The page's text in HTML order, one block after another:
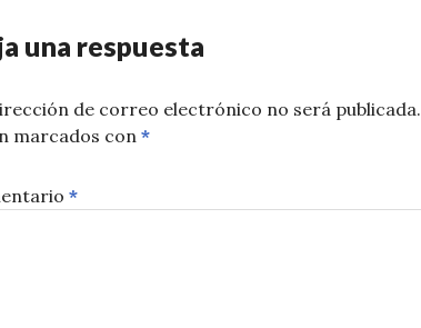
una respuesta
de correo electrónico no será publicada.
marcados con *
*